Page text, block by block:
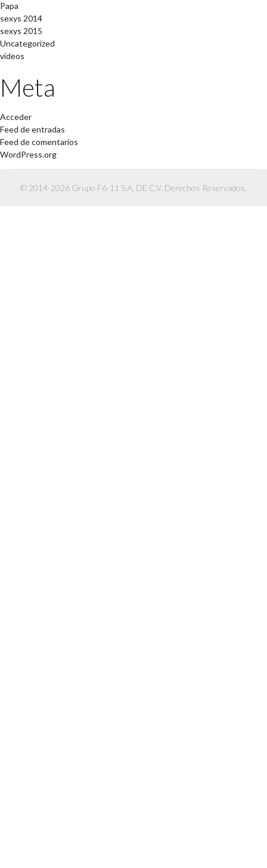
Papa
sexys 2014
sexys 2015
Uncategorized
videos
Meta
Acceder
Feed de entradas
Feed de comentarios
WordPress.org
© 2014-2026 Grupo F6-11 S.A. DE C.V. Derechos Reservados.